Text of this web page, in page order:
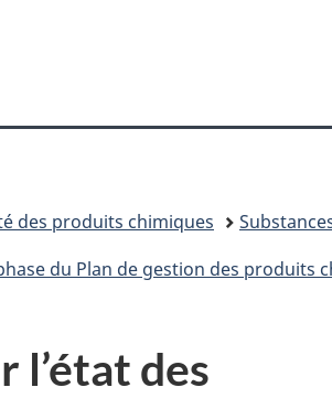
sujet
HTML
des produits chimiques
du Plan de gestion des produits
l’état des